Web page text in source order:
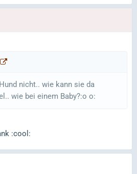
nicht.. wie kann sie da
wie bei einem Baby?:o o:
:cool: